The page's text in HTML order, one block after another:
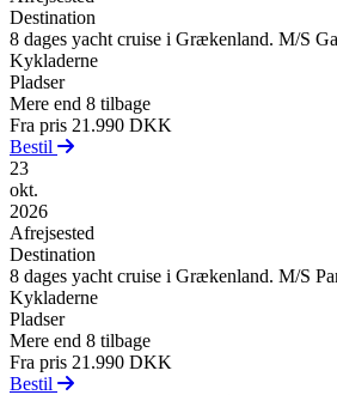
Destination
8 dages yacht cruise i Grækenland. M/S
Kykladerne
Pladser
Mere end 8 tilbage
Fra pris 21.990 DKK
Bestil
23
okt.
2026
Afrejsested
Destination
8 dages yacht cruise i Grækenland. M/S
Kykladerne
Pladser
Mere end 8 tilbage
Fra pris 21.990 DKK
Bestil